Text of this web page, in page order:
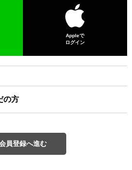
Appleで
ログイン
の方
員登録へ進む